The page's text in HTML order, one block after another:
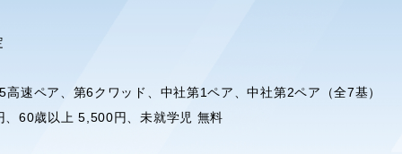
速ペア、第6クワッド、中社第1ペア、中社第2ペア（全7基）
60歳以上 5,500円、未就学児 無料